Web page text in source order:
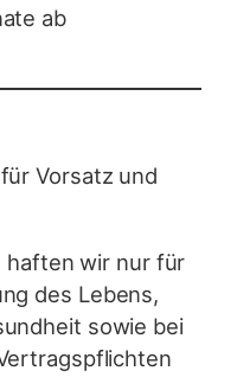
ab
Vorsatz und
haften wir nur für
des Lebens,
sowie bei